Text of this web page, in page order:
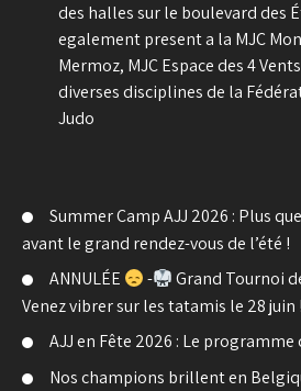
des halles sur le boulevard des
egalement present a la MJC
Mermoz, MJC Espace des 4
diverses disciplines de la
Judo
Summer Camp AJJ 2026 : Plus
avant le grand rendez-vous de l’été !
ANNULÉE
-
Grand Tournoi
Venez vibrer sur les tatamis le 28 juin !
AJJ en Fête 2026 : Le
Nos champions brillent en